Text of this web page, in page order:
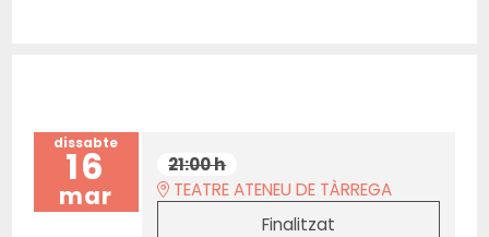
dissabte
16
mar
21:00 h
TEATRE ATENEU DE TÀRREGA
Finalitzat